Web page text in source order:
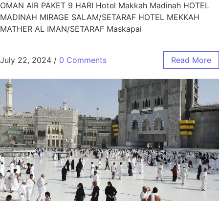
OMAN AIR PAKET 9 HARI Hotel Makkah Madinah HOTEL
MADINAH MIRAGE SALAM/SETARAF HOTEL MEKKAH
MATHER AL IMAN/SETARAF Maskapai
July 22, 2024 / 0 Comments Read More